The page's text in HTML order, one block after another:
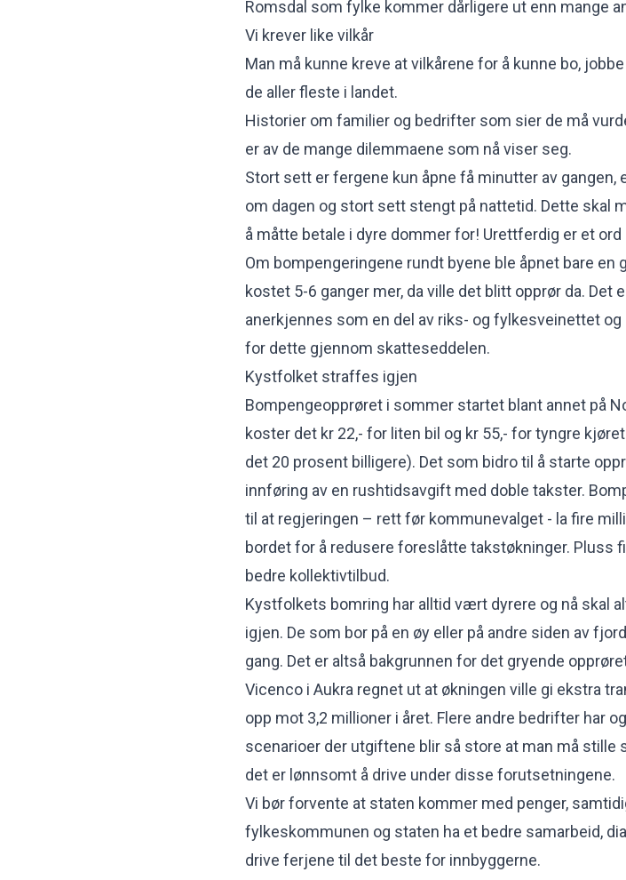
Romsdal som fylke kommer dårligere ut enn mange
Vi krever like vilkår
Man må kunne kreve at vilkårene for å kunne bo,
de aller fleste i landet.
Historier om familier og bedrifter som sier de må
er av de mange dilemmaene som nå viser seg.
Stort sett er fergene kun åpne få minutter av gangen,
om dagen og stort sett stengt på nattetid. Dette skal
å måtte betale i dyre dommer for! Urettferdig er et ord
Om bompengeringene rundt byene ble åpnet bare en
kostet 5-6 ganger mer, da ville det blitt opprør da. Det
anerkjennes som en del av riks- og fylkesveinettet og
for dette gjennom skatteseddelen.
Kystfolket straffes igjen
Bompengeopprøret i sommer startet blant annet på
koster det kr 22,- for liten bil og kr 55,- for tyngre
det 20 prosent billigere). Det som bidro til å starte
innføring av en rushtidsavgift med doble takster.
til at regjeringen – rett før kommunevalget - la fire
bordet for å redusere foreslåtte takstøkninger. Pluss
bedre kollektivtilbud.
Kystfolkets bomring har alltid vært dyrere og nå skal
igjen. De som bor på en øy eller på andre siden av
gang. Det er altså bakgrunnen for det gryende
Vicenco i Aukra regnet ut at økningen ville gi ekstra
opp mot 3,2 millioner i året. Flere andre bedrifter har
scenarioer der utgiftene blir så store at man må stille
det er lønnsomt å drive under disse forutsetningene.
Vi bør forvente at staten kommer med penger,
fylkeskommunen og staten ha et bedre samarbeid,
drive ferjene til det beste for innbyggerne.